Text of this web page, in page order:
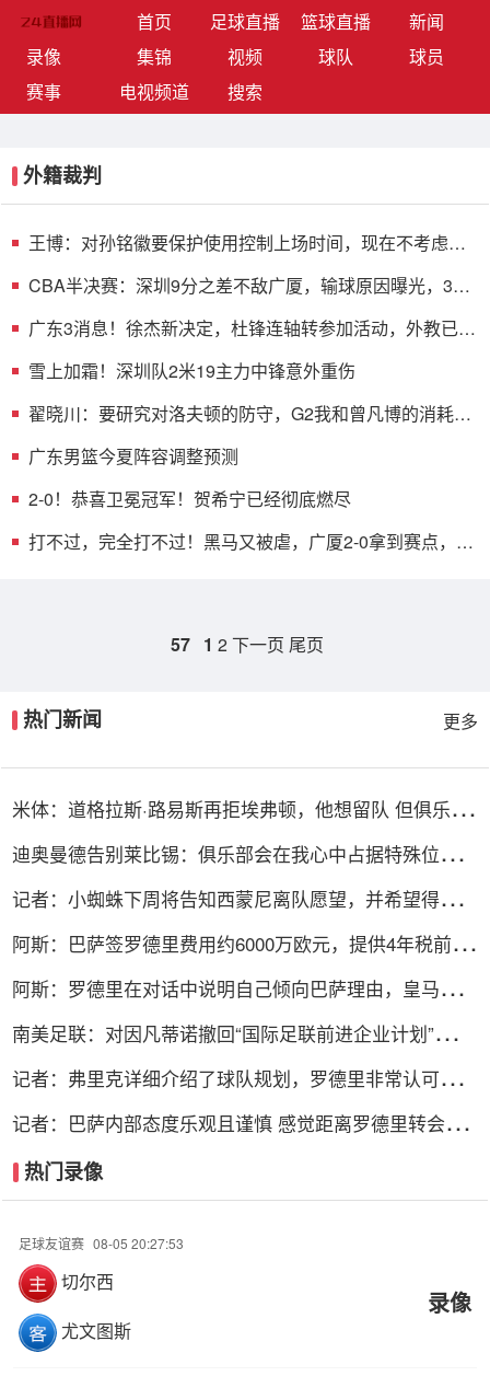
首页(current)足球直播 篮球直播
新闻
录像
集锦 视频 球队
球员
赛事
电视频道 搜索
外籍裁判
王博：对孙铭徽要保护使用控制上场时间，现在不考虑总
CBA半决赛：深圳9分之差不敌广厦，输球原因曝光，3人
广东3消息！徐杰新决定，杜锋连轴转参加活动，外教已离
雪上加霜！深圳队2米19主力中锋意外重伤
翟晓川：要研究对洛夫顿的防守，G2我和曾凡博的消耗效
广东男篮今夏阵容调整预测
2-0！恭喜卫冕冠军！贺希宁已经彻底燃尽
打不过，完全打不过！黑马又被虐，广厦2-0拿到赛点，
57 1 2 下一页 尾页
热门新闻 更多
米体：道格拉斯·路易斯再拒埃弗顿，他想留队 但俱乐部
迪奥曼德告别莱比锡：俱乐部会在我心中占据特殊位置，
记者：小蜘蛛下周将告知西蒙尼离队愿望，并希望得到理
阿斯：巴萨签罗德里费用约6000万欧元，提供4年税前
阿斯：罗德里在对话中说明自己倾向巴萨理由，皇马对此
南美足联：对因凡蒂诺撤回“国际足联前进企业计划”提案
记者：弗里克详细介绍了球队规划，罗德里非常认可并选
记者：巴萨内部态度乐观且谨慎 感觉距离罗德里转会完
热门录像
足球友谊赛 08-05 20:27:53
切尔西
尤文图斯
录像